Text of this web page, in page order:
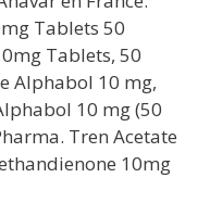
Tablets 50
Tablets, 50
Alphabol 10 mg,
10 mg (50
Tren Acetate
10mg